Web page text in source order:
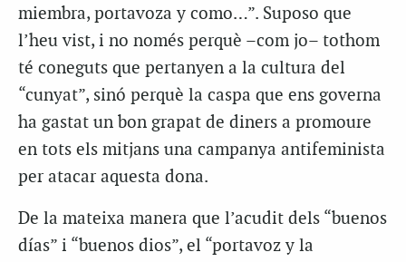
miembra, portavoza y como…”. Suposo que
l’heu vist, i no només perquè –com jo– tothom
té coneguts que pertanyen a la cultura del
“cunyat”, sinó perquè la caspa que ens governa
ha gastat un bon grapat de diners a promoure
en tots els mitjans una campanya antifeminista
per atacar aquesta dona.
De la mateixa manera que l’acudit dels “buenos
días” i “buenos dios”, el “portavoz y la